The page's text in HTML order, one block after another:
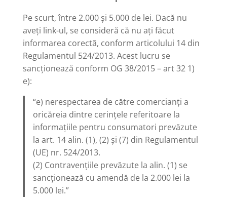
Pe scurt, între 2.000 și 5.000 de lei. Dacă nu
aveți link-ul, se consideră că nu ați făcut
informarea corectă, conform articolului 14 din
Regulamentul 524/2013. Acest lucru se
sancționează conform OG 38/2015 – art 32 1)
e):
“e) nerespectarea de către comercianţi a
oricăreia dintre cerinţele referitoare la
informaţiile pentru consumatori prevăzute
la art. 14 alin. (1), (2) şi (7) din Regulamentul
(UE) nr. 524/2013.
(2) Contravenţiile prevăzute la alin. (1) se
sancţionează cu amendă de la 2.000 lei la
5.000 lei.”